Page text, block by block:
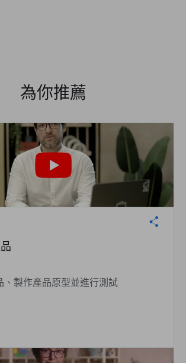
為你推薦
、製作產品原型並進行測試